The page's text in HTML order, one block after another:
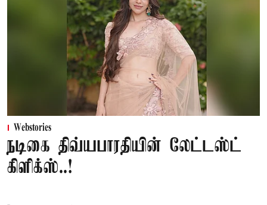
Webstories
நடிகை திவ்யபாரதியின் லேட்டஸ்ட்
கிளிக்ஸ்..!